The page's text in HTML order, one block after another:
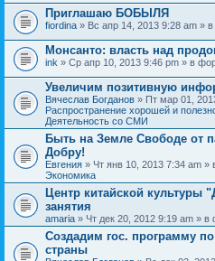
я
т
е
м
а
с
о
д
е
р
ж
и
т
о
п
р
о
с
.
о
ж
е
н
и
я
Приглашаю БОБЫЛЯ
fiordina » Вс апр 14, 2013 9:28 am »
Монсанто: власть над
ink » Ср апр 10, 2013 9:46 pm » в
Увеличим позитивную
Вячеслав Богданов » Пт мар 01,
Распространение хорошей и
Деятельность со СМИ
Быть на Земле Свободе от
Добру!
Евгения » Чт янв 10, 2013 7:34 am
Экономика
Центр китайской
занятия
amaria » Чт дек 20, 2012 9:19 am »
Создадим гос. программу
страны